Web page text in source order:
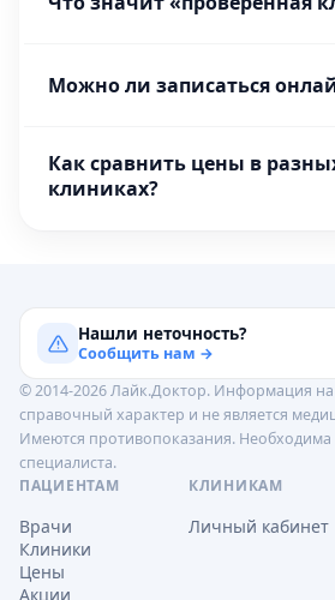
Можно ли записаться
Как сравнить цены в
клиниках?
Нашли неточность?
Сообщить нам →
© 2014-2026 Лайк.Доктор. Информация на
справочный характер и не является
Имеются противопоказания. Необходима
специалиста.
ПАЦИЕНТАМ
Врачи
Клиники
Цены
Акции
КЛИНИКАМ
Личный кабинет